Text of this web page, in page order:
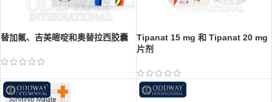
替加氟、吉美嘧啶和奥替拉西胶囊
Tipanat 15 mg 和 Tipanat 20 mg
片剂